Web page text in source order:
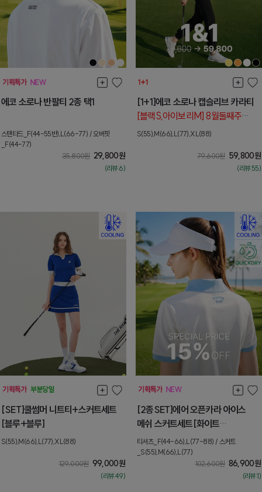
에코 소로나 반팔티 2종 택1
스탠타드_F(44-55반),L(66-77) / 오버핏
_F(44-77)
35,800원 29,800원
(리뷰:6)
[1+1]에코 소로나 캡슬리브 카라티
[블랙S,아이보리M] 8월둘째주
순차배송
S(55),M(66),L(77),XL(88)
79,600원 59,800원
(리뷰:55)
[SET]쿨썸머 니트티+스커트세트
[블루+블루]
S(55),M(66),L(77),XL(88)
129,000원 99,000원
(리뷰:49)
[2종SET]에어 오픈카라 아이스
메쉬 스커트세트[화이트
+스카이블루]
[상의_L] 8월둘째주 순차배송
티셔츠_F(44-66),L(77-88) / 스커트
_S(55),M(66),L(77)
102,600원 86,900원
(리뷰:1)